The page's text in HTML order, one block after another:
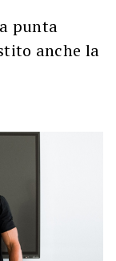
punta
anche la